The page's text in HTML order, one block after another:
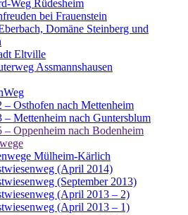
Weg Rüdesheim
bei Frauenstein
Domäne Steinberg und
Eltville
Assmannshausen
– Osthofen nach Mettenheim
– Mettenheim nach Guntersblum
– Oppenheim nach Bodenheim
Mülheim-Kärlich
(April 2014)
(September 2013)
(April 2013 – 2)
(April 2013 – 1)